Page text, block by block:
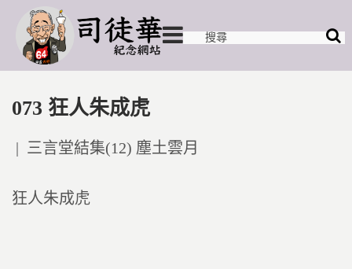
073 狂人朱成虎
Posted
三言堂結集(12) 塵土雲月
狂人朱成虎